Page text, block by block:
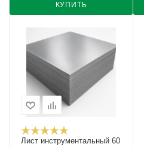
КУПИТЬ
Лист инструментальный 60